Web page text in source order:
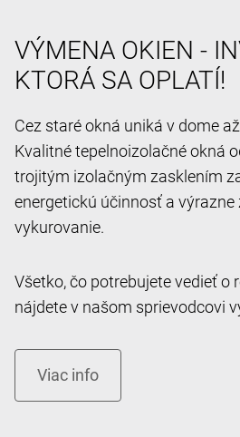
VÝMENA OKIEN -
KTORÁ SA OPLATÍ!
Cez staré okná uniká v dome
Kvalitné tepelnoizolačné okná
trojitým izolačným zasklením
energetickú účinnosť a
vykurovanie.
Všetko, čo potrebujete vedieť o
nájdete v našom sprievodcovi